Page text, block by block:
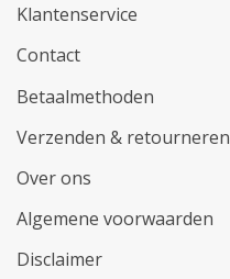
Klantenservice
Contact
Betaalmethoden
Verzenden & retourneren
Over ons
Algemene voorwaarden
Disclaimer